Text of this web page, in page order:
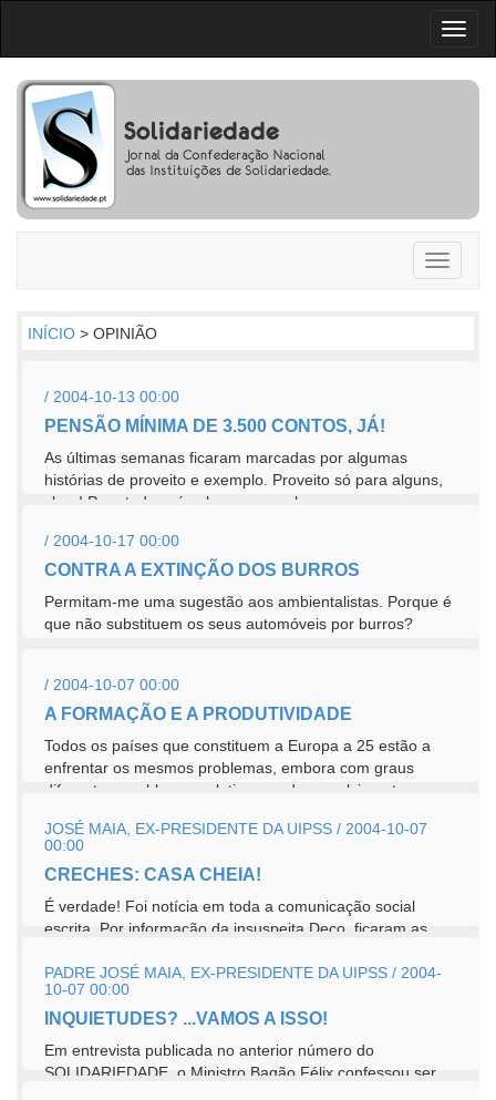
Toggle
INÍCIO > OPINIÃO
/ 2004-10-13 00:00
PENSÃO MÍNIMA DE 3.500 CONTOS, JÁ!
As últimas semanas ficaram marcadas por algumas
histórias de proveito e exemplo. Proveito só para alguns,
claro! Para todos só sobra o exemplo.
/ 2004-10-17 00:00
CONTRA A EXTINÇÃO DOS BURROS
Permitam-me uma sugestão aos ambientalistas. Porque é
que não substituem os seus automóveis por burros?
/ 2004-10-07 00:00
A FORMAÇÃO E A PRODUTIVIDADE
Todos os países que constituem a Europa a 25 estão a
enfrentar os mesmos problemas, embora com graus
diferentes, problemas relativos ao desenvolvimento...
JOSÉ MAIA, EX-PRESIDENTE DA UIPSS / 2004-10-07
00:00
CRECHES: CASA CHEIA!
É verdade! Foi notícia em toda a comunicação social
escrita. Por informação da insuspeita Deco, ficaram as...
PADRE JOSÉ MAIA, EX-PRESIDENTE DA UIPSS / 2004-
10-07 00:00
INQUIETUDES? ...VAMOS A ISSO!
Em entrevista publicada no anterior número do
SOLIDARIEDADE, o Ministro Bagão Félix confessou ser